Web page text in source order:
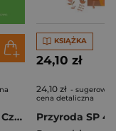
Lokomotywa 3 Czytam i piszę Część 1 Ćwiczenia Szkoła podstawowa
KSIĄŻKA
24,10 zł
24,10 zł -
cena detaliczna